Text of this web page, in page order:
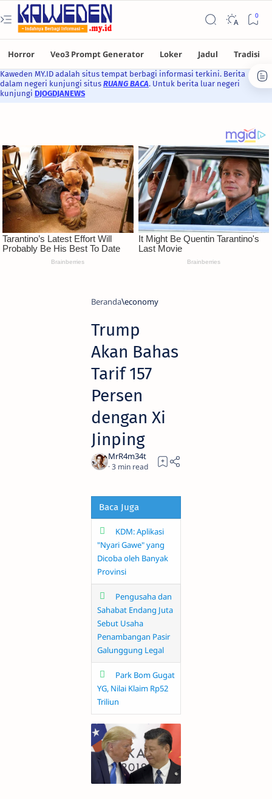
Kaweden MY.ID adalah situs tempat berbagi informasi terkini. Berita
dalam negeri kunjungi situs RUANG BACA. Untuk berita luar negeri
kunjungi DJOGDJANEWS
Beranda economy
Trump
Akan Bahas
Tarif 157
Persen
dengan Xi
Jinping
3
Baca Juga
KDM: Aplikasi
"Nyari Gawe" yang
Dicoba oleh Banyak
Provinsi
Pengusaha dan
Sahabat Endang Juta
Sebut Usaha
Penambangan Pasir
Galunggung Legal
Park Bom Gugat
YG, Nilai Klaim Rp52
Triliun